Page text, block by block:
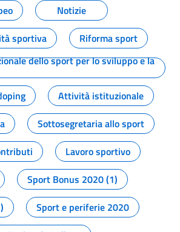
Notizie
sportiva
Riforma sport
dello sport per lo sviluppo e la
Attività istituzionale
Sottosegretaria allo sport
Lavoro sportivo
Sport Bonus 2020 (1)
Sport e periferie 2020